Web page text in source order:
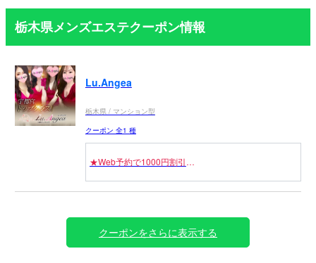
栃木県メンズエステクーポン情報
Lu.Angea
栃木県 / マンション型
クーポン 全1 種
★Web予約で1000円割引
♡ご新規様 極液RICH90分以上
♡リピーター様 極液VIP100分以上
クーポンをさらに表示する